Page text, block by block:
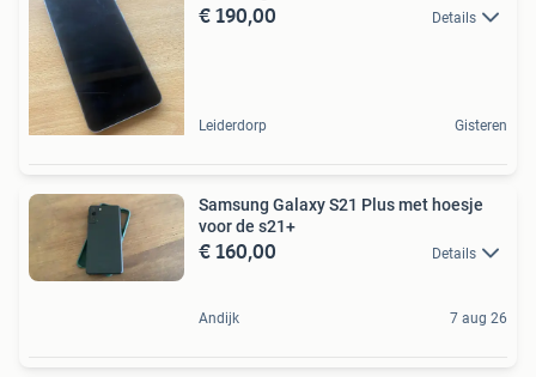
€ 190,00 Details
Leiderdorp Gisteren
Samsung Galaxy S21 Plus met hoesje
voor de s21+
€ 160,00 Details
Andijk 7 aug 26